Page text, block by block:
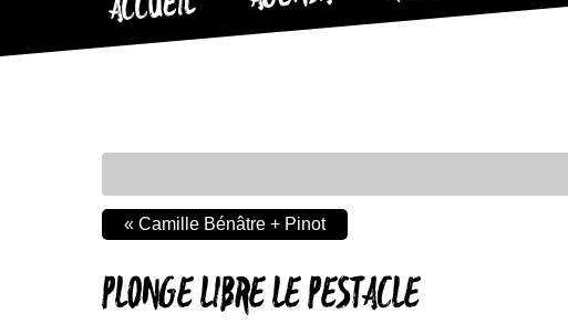
PLONGE LIBRE LE PESTACLE
« Camille Bénâtre + Pinot